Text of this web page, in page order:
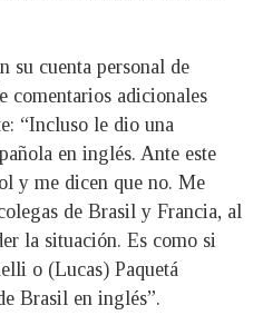
su cuenta personal de
comentarios adicionales
“Incluso le dio una
en inglés. Ante este
y me dicen que no. Me
de Brasil y Francia, al
la situación. Es como si
o (Lucas) Paquetá
Brasil en inglés”.